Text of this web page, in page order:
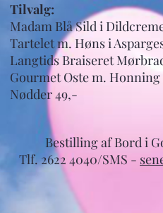
Tilvalg:
Madam Blå Sild i
Tartelet m. Høns i
Langtids Braiseret
Gourmet Oste m.
Nødder 49,-
Bestilling af Bord i
Tlf. 2622 4040/SMS -